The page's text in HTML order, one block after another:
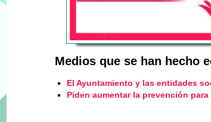
Medios que se han hecho
El Ayuntamiento y las entidades
Piden aumentar la prevención